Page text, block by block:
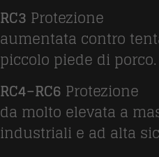
RC3 Protezione
aumentata contro
piccolo piede di porco.
RC4–RC6 Protezione
da molto elevata a
industriali e ad alta